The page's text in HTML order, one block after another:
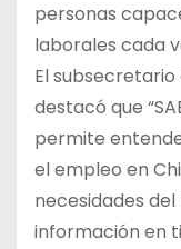
personas
laborales cada
El subsecretario
destacó que
permite
el empleo en
necesidades
información en